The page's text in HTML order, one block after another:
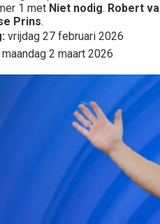
1 met Niet nodig. Robert
Prins.
vrijdag 27 februari 2026
maandag 2 maart 2026